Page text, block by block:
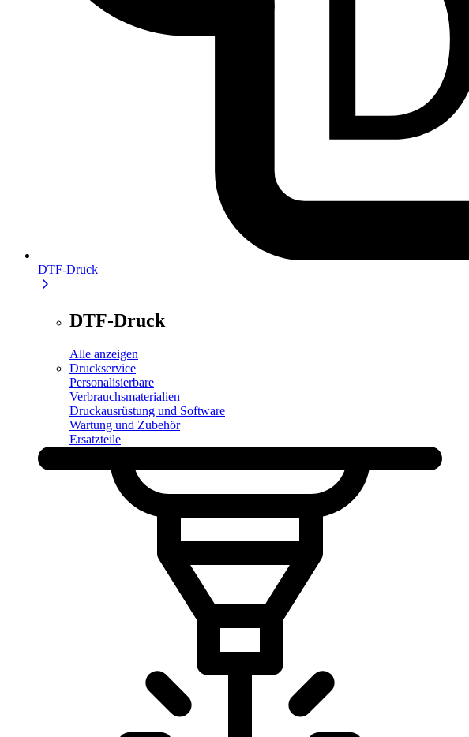
DTF-Druck
DTF-Druck
Alle anzeigen
Druckservice
Personalisierbare
Verbrauchsmaterialien
Druckausrüstung und Software
Wartung und Zubehör
Ersatzteile